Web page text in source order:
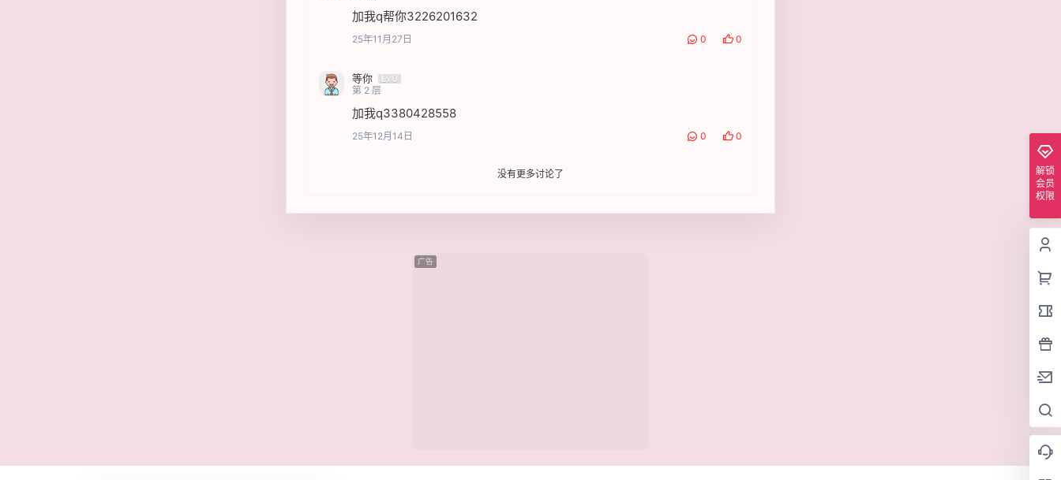
加我q帮你3226201632
25年11月27日 0 0
等你
Lv0
第 2 层
加我q3380428558
25年12月14日 0 0
没有更多讨论了
解锁
会员
权限
广告